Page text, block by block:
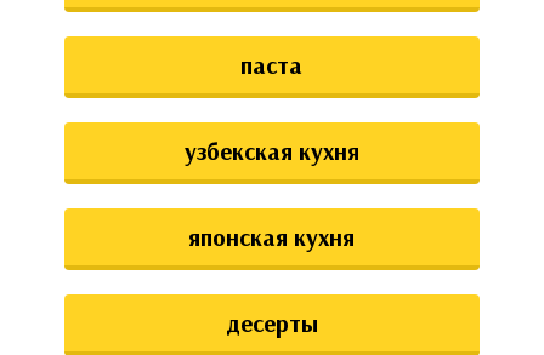
паста
узбекская кухня
японская кухня
десерты